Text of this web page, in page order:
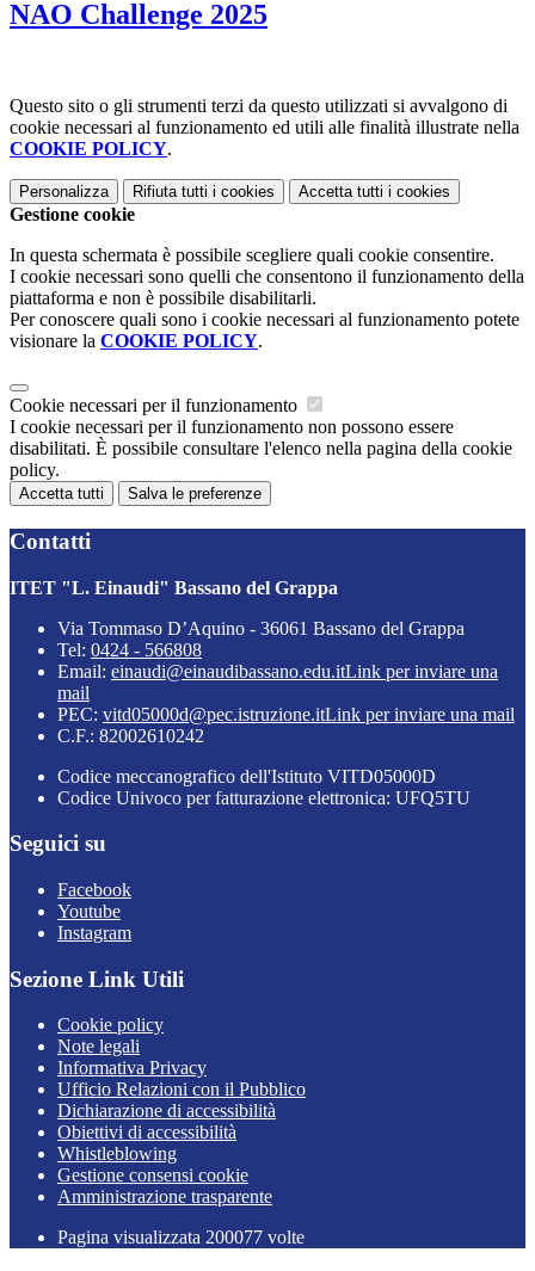
NAO Challenge 2025
Questo sito o gli strumenti terzi da questo utilizzati si avvalgono di
cookie necessari al funzionamento ed utili alle finalità illustrate nella
COOKIE POLICY.
Personalizza Rifiuta tutti i cookies Accetta tutti i cookies
Gestione cookie
In questa schermata è possibile scegliere quali cookie consentire.
I cookie necessari sono quelli che consentono il funzionamento della
piattaforma e non è possibile disabilitarli.
Per conoscere quali sono i cookie necessari al funzionamento potete
visionare la COOKIE POLICY.
Cookie necessari per il funzionamento
I cookie necessari per il funzionamento non possono essere
disabilitati. È possibile consultare l'elenco nella pagina della cookie
policy.
Accetta tutti Salva le preferenze
Contatti
ITET "L. Einaudi" Bassano del Grappa
Via Tommaso D’Aquino - 36061 Bassano del Grappa
Tel: 0424 - 566808
Email: einaudi@einaudibassano.edu.itLink per inviare una
mail
PEC: vitd05000d@pec.istruzione.itLink per inviare una mail
C.F.: 82002610242
Codice meccanografico dell'Istituto VITD05000D
Codice Univoco per fatturazione elettronica: UFQ5TU
Seguici su
Facebook
Youtube
Instagram
Sezione Link Utili
Cookie policy
Note legali
Informativa Privacy
Ufficio Relazioni con il Pubblico
Dichiarazione di accessibilità
Obiettivi di accessibilità
Whistleblowing
Gestione consensi cookie
Amministrazione trasparente
Pagina visualizzata 200077 volte